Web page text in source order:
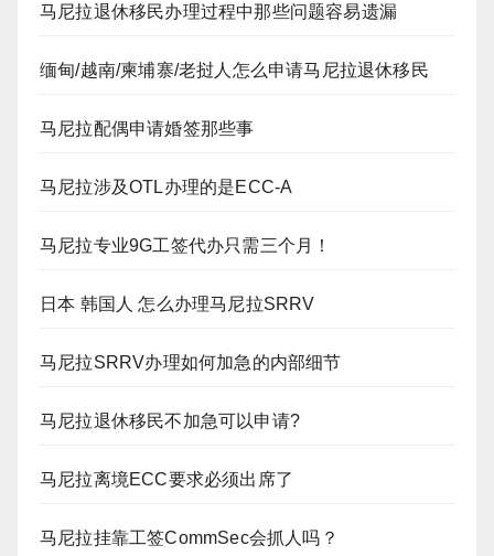
马尼拉退休移民办理过程中那些问题容易遗漏
缅甸/越南/柬埔寨/老挝人怎么申请马尼拉退休移民
马尼拉配偶申请婚签那些事
马尼拉涉及OTL办理的是ECC-A
马尼拉专业9G工签代办只需三个月！
日本 韩国人 怎么办理马尼拉SRRV
马尼拉SRRV办理如何加急的内部细节
马尼拉退休移民不加急可以申请?
马尼拉离境ECC要求必须出席了
马尼拉挂靠工签CommSec会抓人吗？